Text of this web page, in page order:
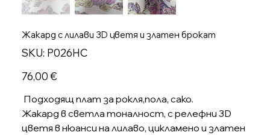
Жакард с лилави 3D цветя и златен брокат
SKU: SKU
P026HC
P026HC
Цена
76,00 €
Подходящ плат за рокля,пола, сако.
Жакард в светла тоналност, с релефни 3D
цветя в нюанси на лилаво, цикламено и златен